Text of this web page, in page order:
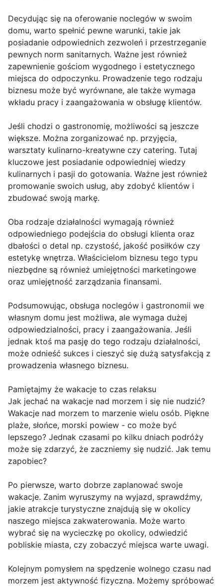
Decydując się na oferowanie noclegów w swoim
domu, warto spełnić pewne warunki, takie jak
posiadanie odpowiednich zezwoleń i przestrzeganie
pewnych norm sanitarnych. Ważne jest również
zapewnienie gościom wygodnego i estetycznego
miejsca do odpoczynku. Prowadzenie tego rodzaju
biznesu może być wyrównane, ale także wymaga
wkładu pracy i zaangażowania w obsługę klientów.
Jeśli chodzi o gastronomię, możliwości są jeszcze
większe. Można zorganizować np. przyjęcia,
warsztaty kulinarno-kreatywne czy catering. Tutaj
kluczowe jest posiadanie odpowiedniej wiedzy
kulinarnych i pasji do gotowania. Ważne jest również
promowanie swoich usług, aby zdobyć klientów i
zbudować swoją markę.
Oba rodzaje działalności wymagają również
odpowiedniego podejścia do obsługi klienta oraz
dbałości o detal np. czystość, jakość posiłków czy
estetykę wnętrza. Właścicielom biznesu tego typu
niezbędne są również umiejętności marketingowe
oraz umiejętność zarządzania finansami.
Podsumowując, obsługa noclegów i gastronomii we
własnym domu jest możliwa, ale wymaga dużej
odpowiedzialności, pracy i zaangażowania. Jeśli
jednak ktoś ma pasję do tego rodzaju działalności,
może odnieść sukces i cieszyć się dużą satysfakcją z
prowadzenia własnego biznesu.
Pamiętajmy że wakacje to czas relaksu
Jak jechać na wakacje nad morzem i się nie nudzić?
Wakacje nad morzem to marzenie wielu osób. Piękne
plaże, słońce, morski powiew - co może być
lepszego? Jednak czasami po kilku dniach podróży
może się zdarzyć, że zaczniemy się nudzić. Jak temu
zapobiec?
Po pierwsze, warto dobrze zaplanować swoje
wakacje. Zanim wyruszymy na wyjazd, sprawdźmy,
jakie atrakcje turystyczne znajdują się w okolicy
naszego miejsca zakwaterowania. Może warto
wybrać się na wycieczkę po okolicy, odwiedzić
pobliskie miasta, czy zobaczyć miejsca warte uwagi.
Kolejnym pomysłem na spędzenie wolnego czasu nad
morzem jest aktywność fizyczna. Możemy spróbować